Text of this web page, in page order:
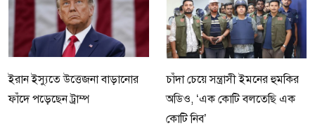
ইরান ইস্যুতে উত্তেজনা বাড়ানোর
ফাঁদে পড়েছেন ট্রাম্প
চাঁদা চেয়ে সন্ত্রাসী ইমনের হুমকির
অডিও, ‘এক কোটি বলতেছি এক
কোটি নিব’